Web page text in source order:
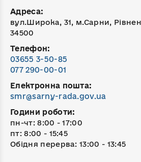
Адреса:
вул.Широка, 31, м.Сарни,
34500
Телефон:
03655 3-50-85
077 290-00-01
Електронна пошта:
smr@sarny-rada.gov.ua
Години роботи:
пн-чт: 8:00 - 17:00
пт: 8:00 - 15:45
Обідня перерва: 13:00 - 13:45